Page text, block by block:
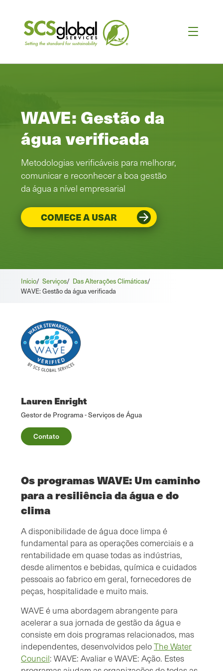
WAVE: Gestão da
água verificada
Metodologias verificáveis para melhorar,
comunicar e reconhecer a boa gestão
da água a nível empresarial
COMECE A USAR
Início/ Serviços/ Das Alterações Climáticas/
WAVE: Gestão da água verificada
Lauren Enright
Gestor de Programa - Serviços de Água
Contato
Os programas WAVE: Um caminho
para a resiliência da água e do
clima
A disponibilidade de água doce limpa é
fundamental para as operações comerciais e a
rentabilidade em quase todas as indústrias,
desde alimentos e bebidas, química e cuidados
pessoais ao fabrico em geral, fornecedores de
peças, hospitalidade e muito mais.
WAVE é uma abordagem abrangente para
acelerar a sua jornada de gestão da água e
consiste em dois programas relacionados, mas
independentes, desenvolvidos peloThe Water
Council: WAVE: Avaliar e WAVE: Ação. Estes